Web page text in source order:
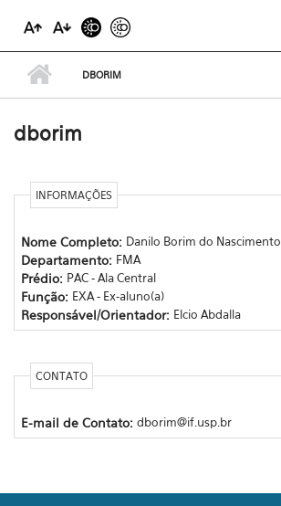
DBORIM
dborim
INFORMAÇÕES
Nome Completo: Danilo Borim do Nascimento
Departamento: FMA
Prédio: PAC - Ala Central
Função: EXA - Ex-aluno(a)
Responsável/Orientador: Elcio Abdalla
CONTATO
E-mail de Contato: dborim@if.usp.br